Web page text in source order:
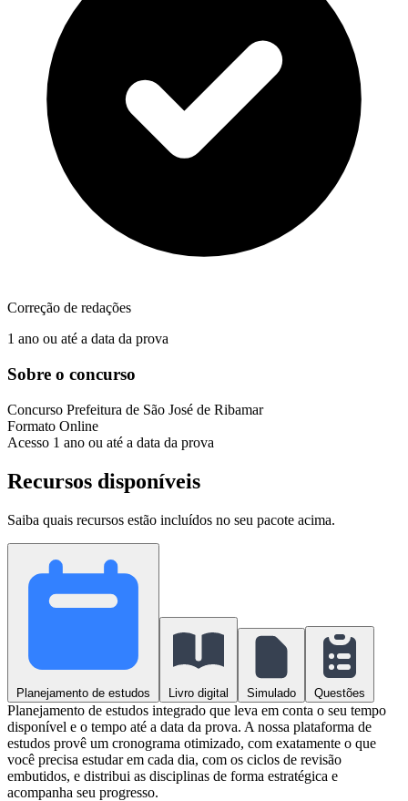
Correção de redações
1 ano ou até a data da prova
Sobre o concurso
Concurso Prefeitura de São José de Ribamar
Formato Online
Acesso 1 ano ou até a data da prova
Recursos disponíveis
Saiba quais recursos estão incluídos no seu pacote acima.
Planejamento de estudos Livro digital Simulado Questões
Planejamento de estudos integrado que leva em conta o seu tempo
disponível e o tempo até a data da prova. A nossa plataforma de
estudos provê um cronograma otimizado, com exatamente o que
você precisa estudar em cada dia, com os ciclos de revisão
embutidos, e distribui as disciplinas de forma estratégica e
acompanha seu progresso.